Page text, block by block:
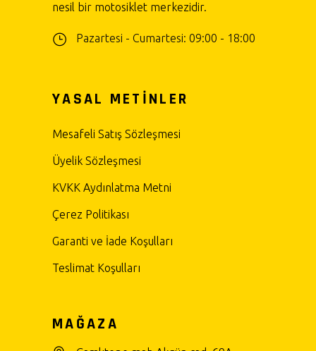
nesil bir motosiklet merkezidir.
Pazartesi - Cumartesi: 09:00 - 18:00
YASAL METİNLER
Mesafeli Satış Sözleşmesi
Üyelik Sözleşmesi
KVKK Aydınlatma Metni
Çerez Politikası
Garanti ve İade Koşulları
Teslimat Koşulları
MAĞAZA